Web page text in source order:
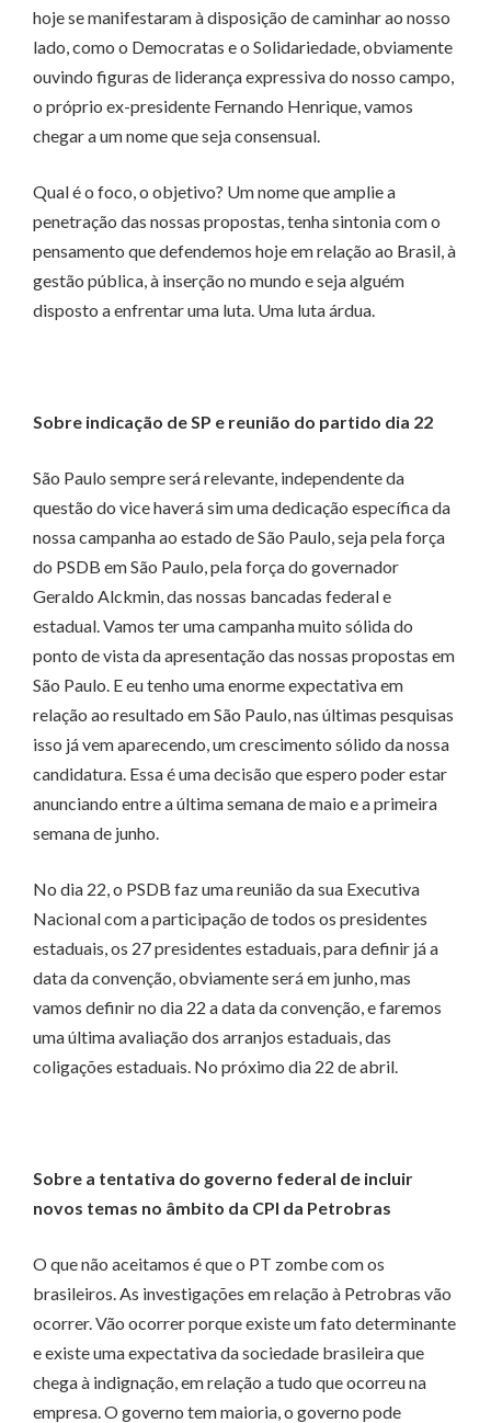
hoje se manifestaram à disposição de caminhar ao nosso
lado, como o Democratas e o Solidariedade, obviamente
ouvindo figuras de liderança expressiva do nosso campo,
o próprio ex-presidente Fernando Henrique, vamos
chegar a um nome que seja consensual.
Qual é o foco, o objetivo? Um nome que amplie a
penetração das nossas propostas, tenha sintonia com o
pensamento que defendemos hoje em relação ao Brasil, à
gestão pública, à inserção no mundo e seja alguém
disposto a enfrentar uma luta. Uma luta árdua.
Sobre indicação de SP e reunião do partido dia 22
São Paulo sempre será relevante, independente da
questão do vice haverá sim uma dedicação específica da
nossa campanha ao estado de São Paulo, seja pela força
do PSDB em São Paulo, pela força do governador
Geraldo Alckmin, das nossas bancadas federal e
estadual. Vamos ter uma campanha muito sólida do
ponto de vista da apresentação das nossas propostas em
São Paulo. E eu tenho uma enorme expectativa em
relação ao resultado em São Paulo, nas últimas pesquisas
isso já vem aparecendo, um crescimento sólido da nossa
candidatura. Essa é uma decisão que espero poder estar
anunciando entre a última semana de maio e a primeira
semana de junho.
No dia 22, o PSDB faz uma reunião da sua Executiva
Nacional com a participação de todos os presidentes
estaduais, os 27 presidentes estaduais, para definir já a
data da convenção, obviamente será em junho, mas
vamos definir no dia 22 a data da convenção, e faremos
uma última avaliação dos arranjos estaduais, das
coligações estaduais. No próximo dia 22 de abril.
Sobre a tentativa do governo federal de incluir
novos temas no âmbito da CPI da Petrobras
O que não aceitamos é que o PT zombe com os
brasileiros. As investigações em relação à Petrobras vão
ocorrer. Vão ocorrer porque existe um fato determinante
e existe uma expectativa da sociedade brasileira que
chega à indignação, em relação a tudo que ocorreu na
empresa. O governo tem maioria, o governo pode